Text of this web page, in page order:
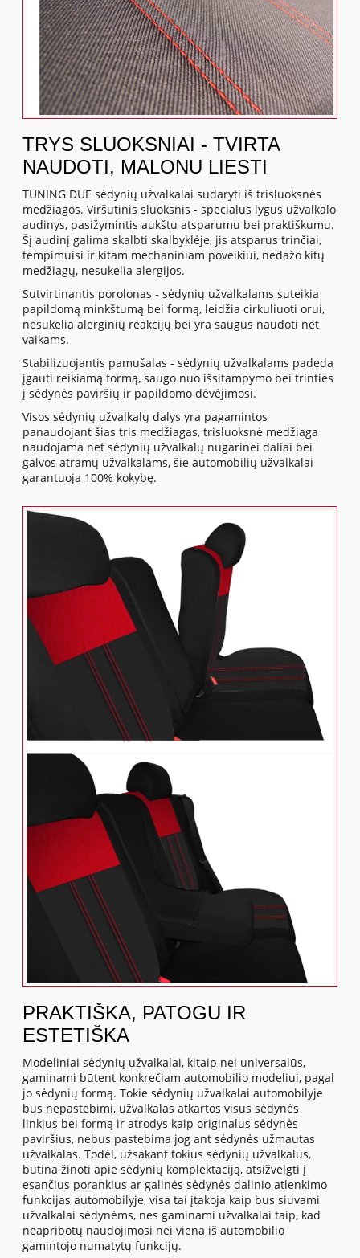
TRYS SLUOKSNIAI - TVIRTA
NAUDOTI, MALONU LIESTI
TUNING DUE sėdynių užvalkalai sudaryti iš trisluoksnės
medžiagos. Viršutinis sluoksnis - specialus lygus užvalkalo
audinys, pasižymintis aukštu atsparumu bei praktiškumu.
Šį audinį galima skalbti skalbyklėje, jis atsparus trinčiai,
tempimuisi ir kitam mechaniniam poveikiui, nedažo kitų
medžiagų, nesukelia alergijos.
Sutvirtinantis porolonas - sėdynių užvalkalams suteikia
papildomą minkštumą bei formą, leidžia cirkuliuoti orui,
nesukelia alerginių reakcijų bei yra saugus naudoti net
vaikams.
Stabilizuojantis pamušalas - sėdynių užvalkalams padeda
įgauti reikiamą formą, saugo nuo išsitampymo bei trinties
į sėdynės paviršių ir papildomo dėvėjimosi.
Visos sėdynių užvalkalų dalys yra pagamintos
panaudojant šias tris medžiagas, trisluoksnė medžiaga
naudojama net sėdynių užvalkalų nugarinei daliai bei
galvos atramų užvalkalams, šie automobilių užvalkalai
garantuoja 100% kokybę.
PRAKTIŠKA, PATOGU IR
ESTETIŠKA
Modeliniai sėdynių užvalkalai, kitaip nei universalūs,
gaminami būtent konkrečiam automobilio modeliui, pagal
jo sėdynių formą. Tokie sėdynių užvalkalai automobilyje
bus nepastebimi, užvalkalas atkartos visus sėdynės
linkius bei formą ir atrodys kaip originalus sėdynės
paviršius, nebus pastebima jog ant sėdynės užmautas
užvalkalas. Todėl, užsakant tokius sėdynių užvalkalus,
būtina žinoti apie sėdynių komplektaciją, atsižvelgti į
esančius porankius ar galinės sėdynės dalinio atlenkimo
funkcijas automobilyje, visa tai įtakoja kaip bus siuvami
užvalkalai sėdynėms, nes gaminami užvalkalai taip, kad
neapribotų naudojimosi nei viena iš automobilio
gamintojo numatytų funkcijų.